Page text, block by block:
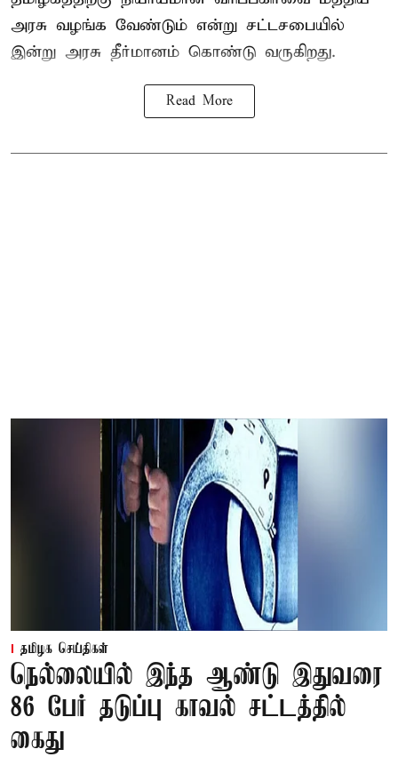
அரசு வழங்க வேண்டும் என்று சட்டசபையில்
இன்று அரசு தீர்மானம் கொண்டு வருகிறது.
Read More
தமிழக செய்திகள்
நெல்லையில் இந்த ஆண்டு இதுவரை
86 பேர் தடுப்பு காவல் சட்டத்தில்
கைது